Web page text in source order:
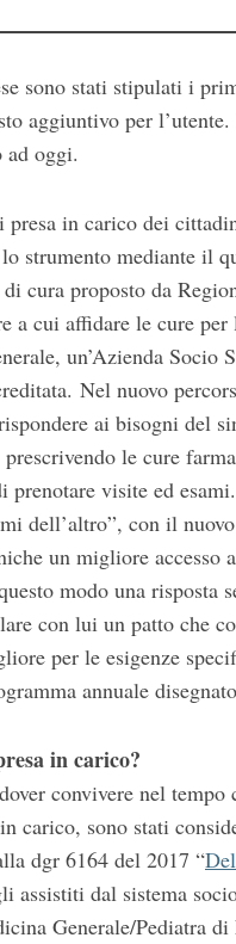
sono stati stipulati i
aggiuntivo per
ad oggi.
in carico dei
strumento mediante il
cura proposto da
a cui affidare le cure per
un’Azienda Socio
Nel nuovo
ai bisogni del
le cure
visite ed
dell’altro”, con il
un migliore accesso
modo una risposta
con lui un patto che
per le esigenze
annuale
in carico?
convivere nel tempo
carico, sono stati
dgr 6164 del 2017 “
assistiti dal sistema
Generale/Pediatra di